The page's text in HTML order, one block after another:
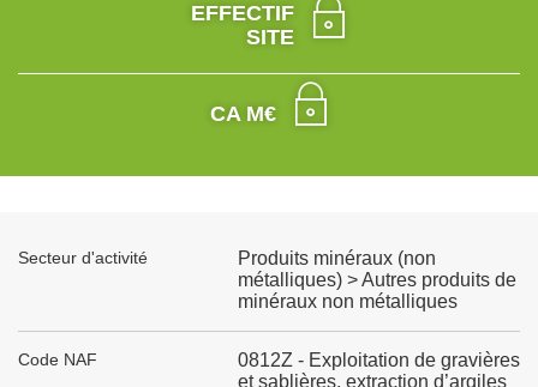
EFFECTIF
SITE
CA M€
Secteur d'activité
Produits minéraux (non
métalliques) > Autres produits de
minéraux non métalliques
Code NAF
0812Z - Exploitation de gravières
et sablières, extraction d’argiles